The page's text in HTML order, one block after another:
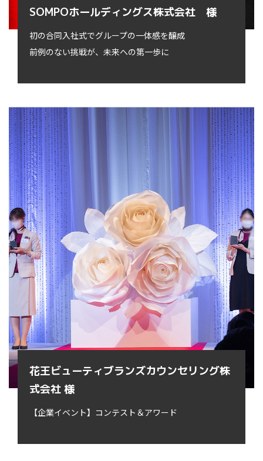
SOMPOホールディングス株式会社 様
初の合同入社式でグループの一体感を醸成
前例のない挑戦が、未来への第一歩に
花王ビューティブランズカウンセリング株
式会社 様
【企業イベント】コンテスト＆アワード